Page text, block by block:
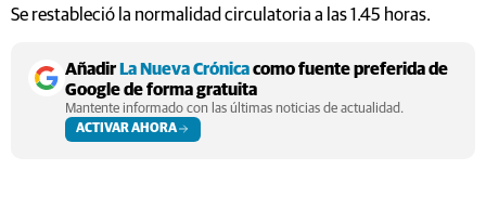
Se restableció la normalidad circulatoria a las 1.45 horas.
AñadirLa Nueva Crónicacomo fuente preferida de
Google de forma gratuita
Mantente informado con las últimas noticias de actualidad.
ACTIVAR AHORA